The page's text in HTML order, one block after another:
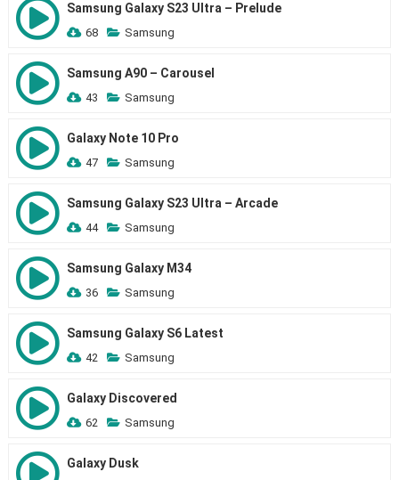
Samsung Galaxy S23 Ultra – Prelude
68 Samsung
Samsung A90 – Carousel
43 Samsung
Galaxy Note 10 Pro
47 Samsung
Samsung Galaxy S23 Ultra – Arcade
44 Samsung
Samsung Galaxy M34
36 Samsung
Samsung Galaxy S6 Latest
42 Samsung
Galaxy Discovered
62 Samsung
Galaxy Dusk